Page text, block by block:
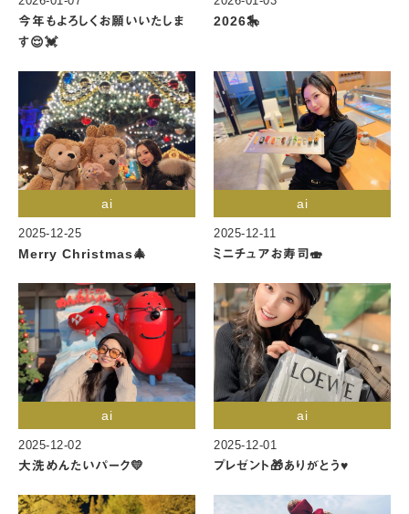
今年もよろしくお願いいたしま
す😌💓
2026🎠
ai
2025-12-25
Merry Christmas🎄
ai
2025-12-11
ミニチュアお寿司🍣
ai
2025-12-02
大洗めんたいパーク💛
ai
2025-12-01
プレゼント🎁ありがとう♥️